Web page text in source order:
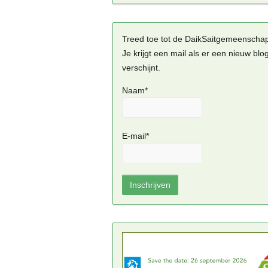
Treed toe tot de
Je krijgt een mail als er een nieuw
verschijnt.
Naam*
E-mail*